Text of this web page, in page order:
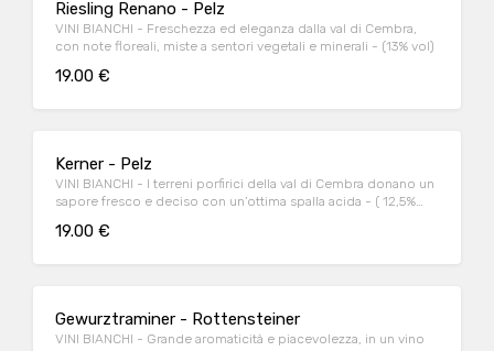
Riesling Renano - Pelz
VINI BIANCHI - Freschezza ed eleganza dalla val di Cembra,
con note floreali, miste a sentori vegetali e minerali - (13% vol)
19.00 €
Kerner - Pelz
VINI BIANCHI - I terreni porfirici della val di Cembra donano un
sapore fresco e deciso con un’ottima spalla acida - ( 12,5%
19.00 €
Gewurztraminer - Rottensteiner
VINI BIANCHI - Grande aromaticità e piacevolezza, in un vino